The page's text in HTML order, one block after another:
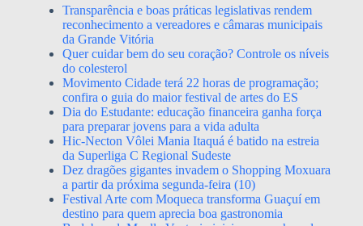
Transparência e boas práticas legislativas rendem
reconhecimento a vereadores e câmaras municipais
da Grande Vitória
Quer cuidar bem do seu coração? Controle os níveis
do colesterol
Movimento Cidade terá 22 horas de programação;
confira o guia do maior festival de artes do ES
Dia do Estudante: educação financeira ganha força
para preparar jovens para a vida adulta
Hic-Necton Vôlei Mania Itaquá é batido na estreia
da Superliga C Regional Sudeste
Dez dragões gigantes invadem o Shopping Moxuara
a partir da próxima segunda-feira (10)
Festival Arte com Moqueca transforma Guaçuí em
destino para quem aprecia boa gastronomia